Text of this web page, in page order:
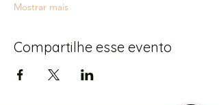
Mostrar mais
Compartilhe esse evento